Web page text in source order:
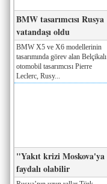
BMW tasarımcısı Rusya
vatandaşı oldu
BMW X5 ve X6 modellerinin
tasarımında görev alan Belçikalı
otomobil tasarımcısı Pierre
Leclerc, Rusy...
"Yakıt krizi Moskova'ya
faydalı olabilir